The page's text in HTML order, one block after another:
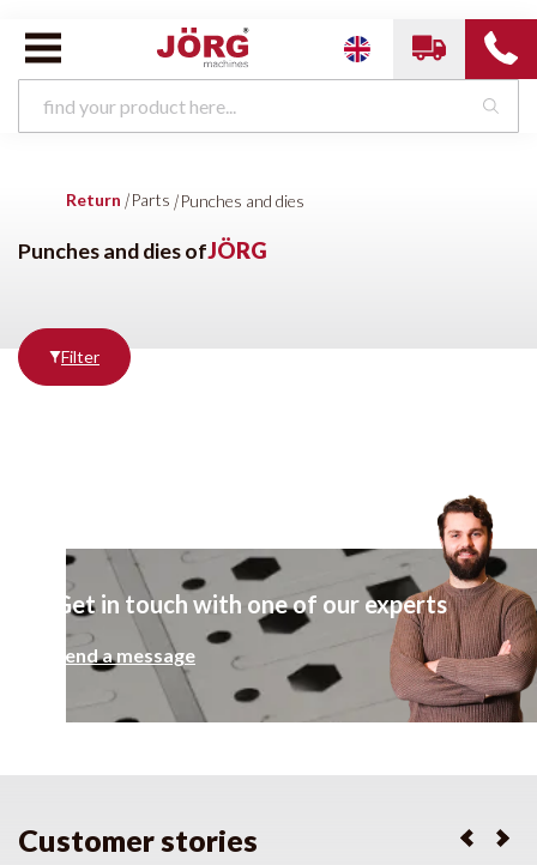
TruTools Software Swaging rolls
Productentonen
Return | Parts | Punches and dies
Punches and dies ofJÖRG
Filter
Get in touch with one of our experts
Send a message
Customer stories